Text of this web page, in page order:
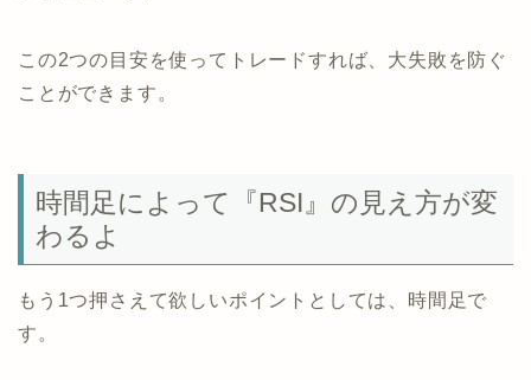
この2つの目安を使ってトレードすれば、大失敗を防ぐ
ことができます。
時間足によって『RSI』の見え方が変
わるよ
もう1つ押さえて欲しいポイントとしては、時間足で
す。